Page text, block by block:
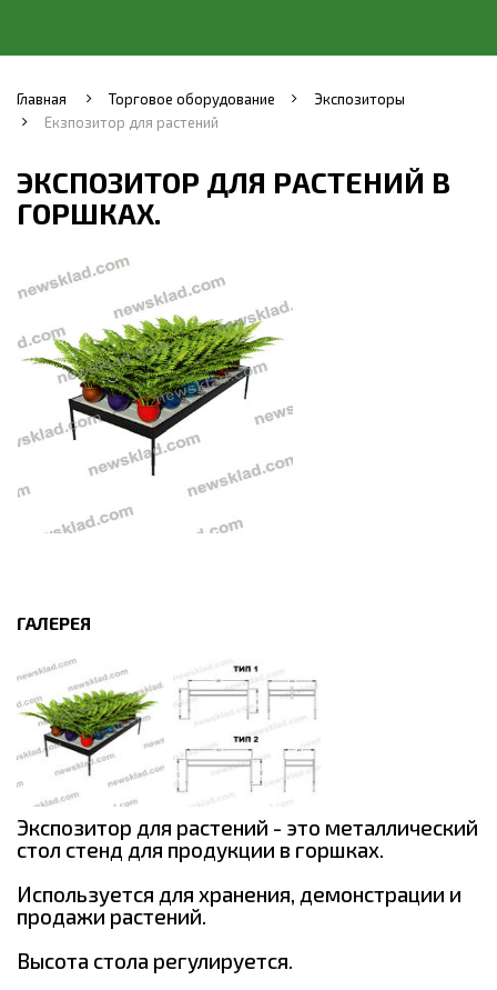
Главная Торговое оборудование
Экспозиторы
Екзпозитор для растений
ЭКСПОЗИТОР ДЛЯ РАСТЕНИЙ В
ГОРШКАХ.
ГАЛЕРЕЯ
Экспозитор для растений - это металлический
стол стенд для продукции в горшках.
Используется для хранения, демонстрации и
продажи растений.
Высота стола регулируется.